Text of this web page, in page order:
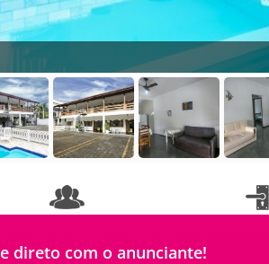
direto com o anunciante!